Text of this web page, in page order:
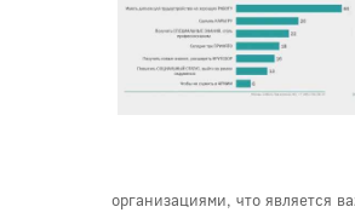
организациями, что является